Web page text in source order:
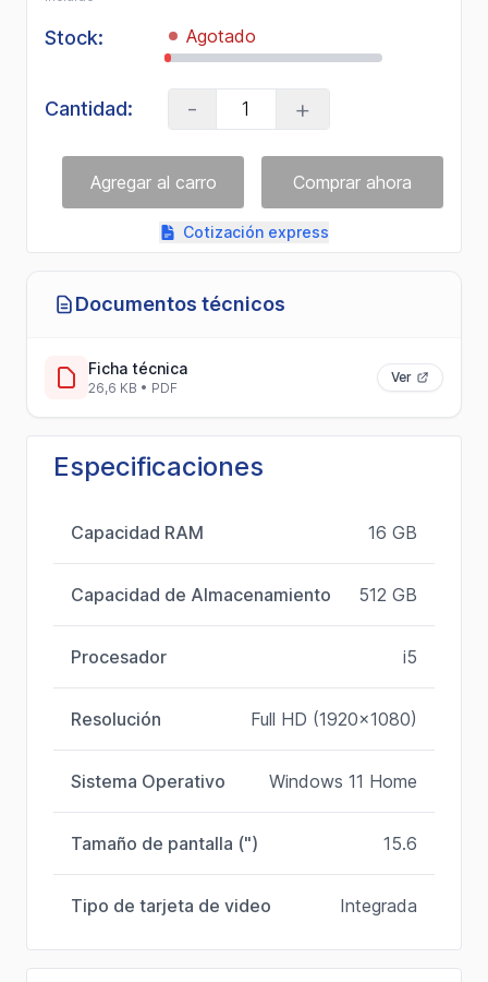
7
Enlace
página.
Stock: Agotado
Cantidad: - +
Cotización express
Documentos técnicos
Ficha técnica
26,6 KB • PDF
Ver
Especificaciones
Capacidad RAM 16 GB
Capacidad de Almacenamiento 512 GB
Procesador i5
Resolución Full HD (1920x1080)
Sistema Operativo Windows 11 Home
Tamaño de pantalla (") 15.6
Tipo de tarjeta de video Integrada